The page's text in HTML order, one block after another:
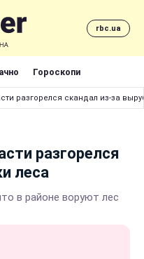
rbc.ua
Гороскопи
разгорелся скандал из-за
разгорелся
леса
в районе воруют лес